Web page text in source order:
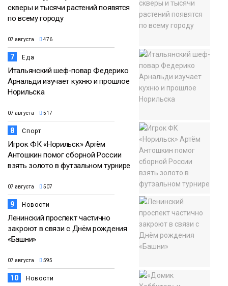
скверы и тысячи растений появятся
по всему городу
07 августа 476
7 Еда
Итальянский шеф-повар Федерико
Арнальди изучает кухню и прошлое
Норильска
07 августа 517
8 Спорт
Игрок ФК «Норильск» Артём
Антошкин помог сборной России
взять золото в футзальном турнире
07 августа 507
9 Новости
Ленинский проспект частично
закроют в связи с Днём рождения
«Башни»
07 августа 595
10 Новости